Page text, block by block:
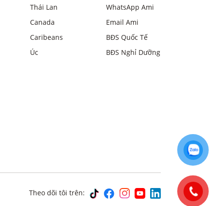
Thái Lan
Canada
Caribeans
Úc
WhatsApp Ami
Email Ami
BĐS Quốc Tế
BĐS Nghỉ Dưỡng
Theo dõi tôi trên: